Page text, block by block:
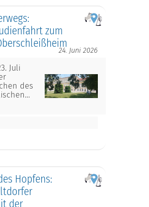
zum
24. Juni 2026
Juli
des
Hopfens:
der